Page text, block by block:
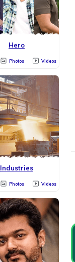
Hero
Photos Videos
Industries
Photos Videos